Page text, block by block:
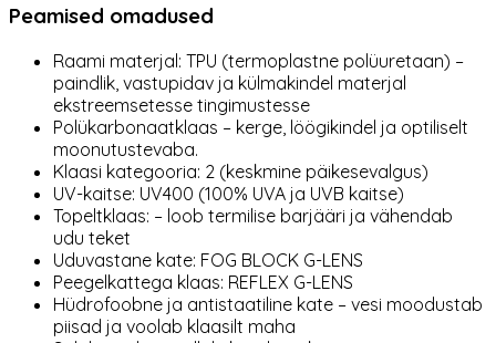
Peamised omadused
Raami materjal: TPU (termoplastne polüuretaan) –
paindlik, vastupidav ja külmakindel materjal
ekstreemsetesse tingimustesse
Polükarbonaatklaas – kerge, löögikindel ja optiliselt
moonutustevaba.
Klaasi kategooria: 2 (keskmine päikesevalgus)
UV-kaitse: UV400 (100% UVA ja UVB kaitse)
Topeltklaas: – loob termilise barjääri ja vähendab
udu teket
Uduvastane kate: FOG BLOCK G-LENS
Peegelkattega klaas: REFLEX G-LENS
Hüdrofoobne ja antistaatiline kate – vesi moodustab
piisad ja voolab klaasilt maha